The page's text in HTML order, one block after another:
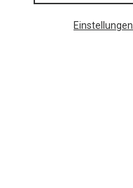
Einstellungen